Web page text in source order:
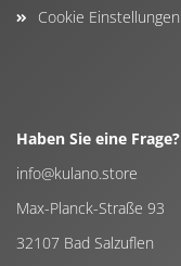
Cookie Einstellungen
Haben Sie eine Frage?
info@kulano.store
Max-Planck-Straße 93
32107 Bad Salzuflen